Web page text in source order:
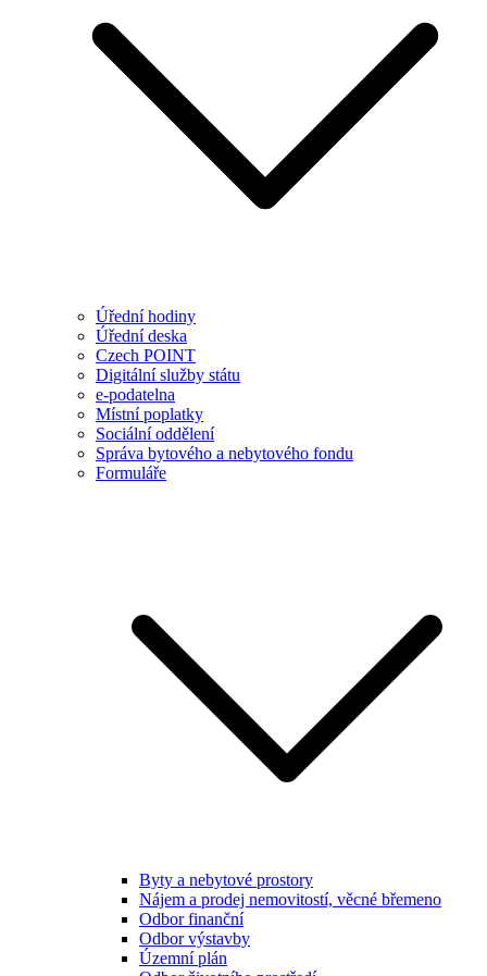
Úřední hodiny
Úřední deska
Czech POINT
Digitální služby státu
e-podatelna
Místní poplatky
Sociální oddělení
Správa bytového a nebytového fondu
Formuláře
Byty a nebytové prostory
Nájem a prodej nemovitostí, věcné břemeno
Odbor finanční
Odbor výstavby
Územní plán